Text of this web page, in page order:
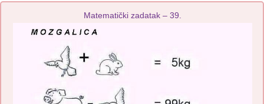
Matematički zadatak – 39.